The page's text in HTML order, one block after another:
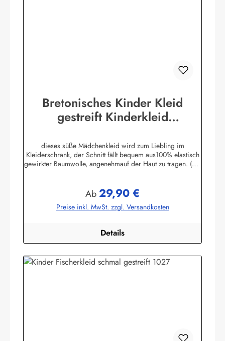
Bretonisches Kinder Kleid
gestreift Kinderkleid
dieses süße Mädchenkleid wird zum Liebling im
Kleiderschrank, der Schnitt fällt bequem aus100% elastisch
gewirkter Baumwolle, angenehmauf der Haut zu tragen. (ca.
bekleidung.de
Regulärer Preis:
Ab29,90 €
Preise inkl. MwSt. zzgl. Versandkosten
Details